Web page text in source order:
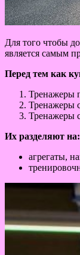
Для того чтобы
является самым
Перед тем как
Тренажеры
Тренажеры
Тренажеры
Их разделяют на:
агрегаты,